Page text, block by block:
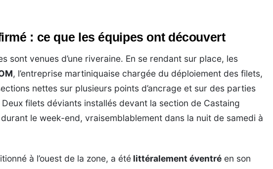
: ce que les équipes ont découvert
sont venues d’une riveraine. En se rendant sur place, les
, l’entreprise martiniquaise chargée du déploiement des filets,
nettes sur plusieurs points d’ancrage et sur des parties
filets déviants installés devant la section de Castaing
le week-end, vraisemblablement dans la nuit de samedi à
à l’ouest de la zone, a été littéralement éventré en son